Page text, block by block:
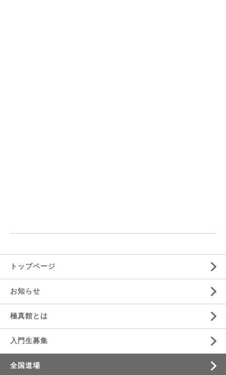
トップページ
お知らせ
極真館とは
入門生募集
全国道場